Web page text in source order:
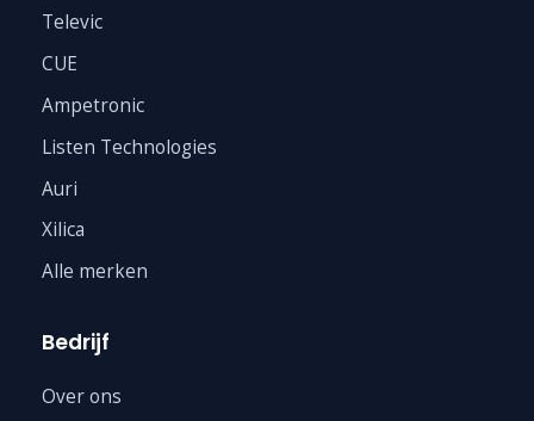
Televic
CUE
Ampetronic
Listen Technologies
Auri
Xilica
Alle merken
Bedrijf
Over ons